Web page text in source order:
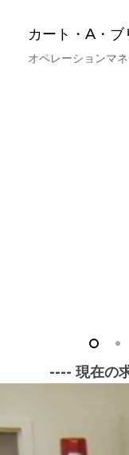
カート・A・ブ
オペレーションマ
---- 現在の